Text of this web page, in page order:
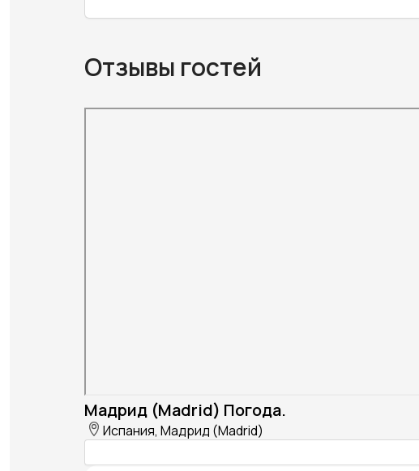
Отзывы гостей
Мадрид (Madrid) Погода.
Испания, Мадрид (Madrid)